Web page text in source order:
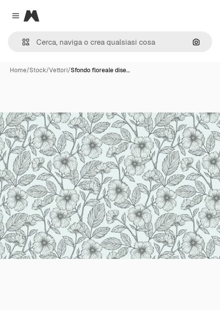
Close menu
Magnific
Cerca
Home/Stock/Vettori/Sfondo floreale dise…